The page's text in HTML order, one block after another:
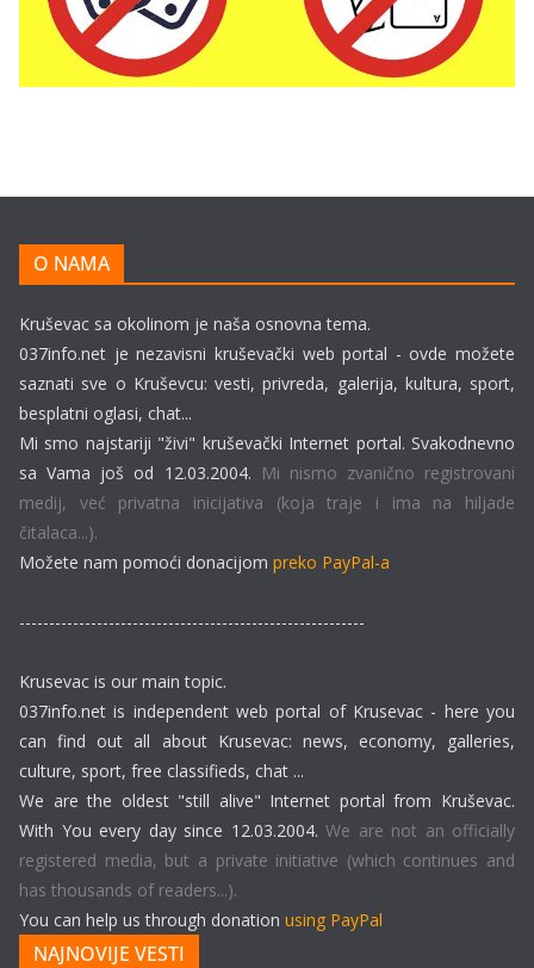
O NAMA
Kruševac sa okolinom je naša osnovna tema.
037info.net je nezavisni kruševački web portal - ovde možete
saznati sve o Kruševcu: vesti, privreda, galerija, kultura, sport,
besplatni oglasi, chat...
Mi smo najstariji "živi" kruševački Internet portal. Svakodnevno
sa Vama još od 12.03.2004. Mi nismo zvanično registrovani
medij, već privatna inicijativa (koja traje i ima na hiljade
čitalaca...).
Možete nam pomoći donacijom preko PayPal-a
----------------------------------------------------------
Krusevac is our main topic.
037info.net is independent web portal of Krusevac - here you
can find out all about Krusevac: news, economy, galleries,
culture, sport, free classifieds, chat ...
We are the oldest "still alive" Internet portal from Kruševac.
With You every day since 12.03.2004. We are not an officially
registered media, but a private initiative (which continues and
has thousands of readers...).
You can help us through donation using PayPal
NAJNOVIJE VESTI